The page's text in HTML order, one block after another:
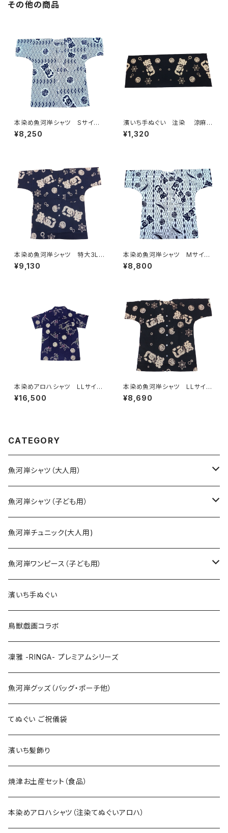
町
その他の商品
本染め魚河岸シャツ Sサイ
ズ 認定証付き 木綿晒 菱青
海波×伝統魚河岸柄 白×紺
津 浜通り 港町 祭り
¥8,250
濱いち手ぬぐい 注染 涼麻
柄 黒×オフホワイト 伝統染
色技法 麻模様 特岡 綿10
¥1,320
本染め魚河岸シャツ 特大3Lサ
イズ 認定証付き 木綿晒 涼
麻柄 紺×白 日本製 注染そ
¥9,130
本染め魚河岸シャツ Mサイ
ズ 認定証付き 木綿晒 立涌
カツヲ×伝統魚河岸柄 白×
津 浜通り 港町 祭り
¥8,800
本染めアロハシャツ LLサイ
ズ 国宝・鳥獣戯画 高山寺公
認 木綿晒 紺×白（桜色＆若
¥16,500
本染め魚河岸シャツ LLサイ
ズ 認定証付き 木綿晒 涼麻
柄 黒×オフホワイト 日本
¥8,690
CATEGORY
魚河岸シャツ（大人用）
SSサイズ
Sサイズ
Mサイズ
Lサイズ
LLサイズ
特大3Lサイズ
魚河岸シャツ（子ども用）
90cm
100cm
110cm
120cm
130cm
上下セット
魚河岸チュニック(大人用)
魚河岸ワンピース（子ども用）
100cm
120cm
濱いち手ぬぐい
鳥獣戯画コラボ
凜雅 -RINGA- プレミアムシリーズ
魚河岸グッズ（バッグ・ポーチ他）
てぬぐい ご祝儀袋
濱いち髪飾り
焼津お土産セット（食品）
本染めアロハシャツ（注染てぬぐいアロハ）